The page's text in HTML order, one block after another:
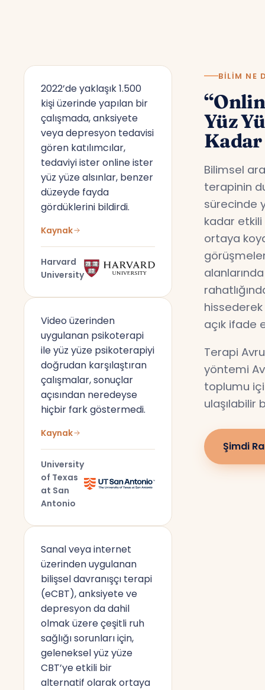
2022’de yaklaşık 1.500
kişi üzerinde yapılan bir
çalışmada, anksiyete
veya depresyon tedavisi
gören katılımcılar,
tedaviyi ister online ister
yüz yüze alsınlar, benzer
düzeyde fayda
gördüklerini bildirdi.
Kaynak
Harvard
University
Video üzerinden
uygulanan psikoterapi
ile yüz yüze psikoterapiyi
doğrudan karşılaştıran
çalışmalar, sonuçlar
açısından neredeyse
hiçbir fark göstermedi.
Kaynak
University
of Texas
at San
Antonio
Sanal veya internet
üzerinden uygulanan
bilişsel davranışçı terapi
(eCBT), anksiyete ve
depresyon da dahil
olmak üzere çeşitli ruh
sağlığı sorunları için,
geleneksel yüz yüze
CBT’ye etkili bir
alternatif olarak ortaya
BILIM NE
Yüz
Bilimsel
terapinin
sürecinde
kadar
ortaya
açık ifade
Terapi
yöntemi
toplumu
ulaşılabilir
Şimdi